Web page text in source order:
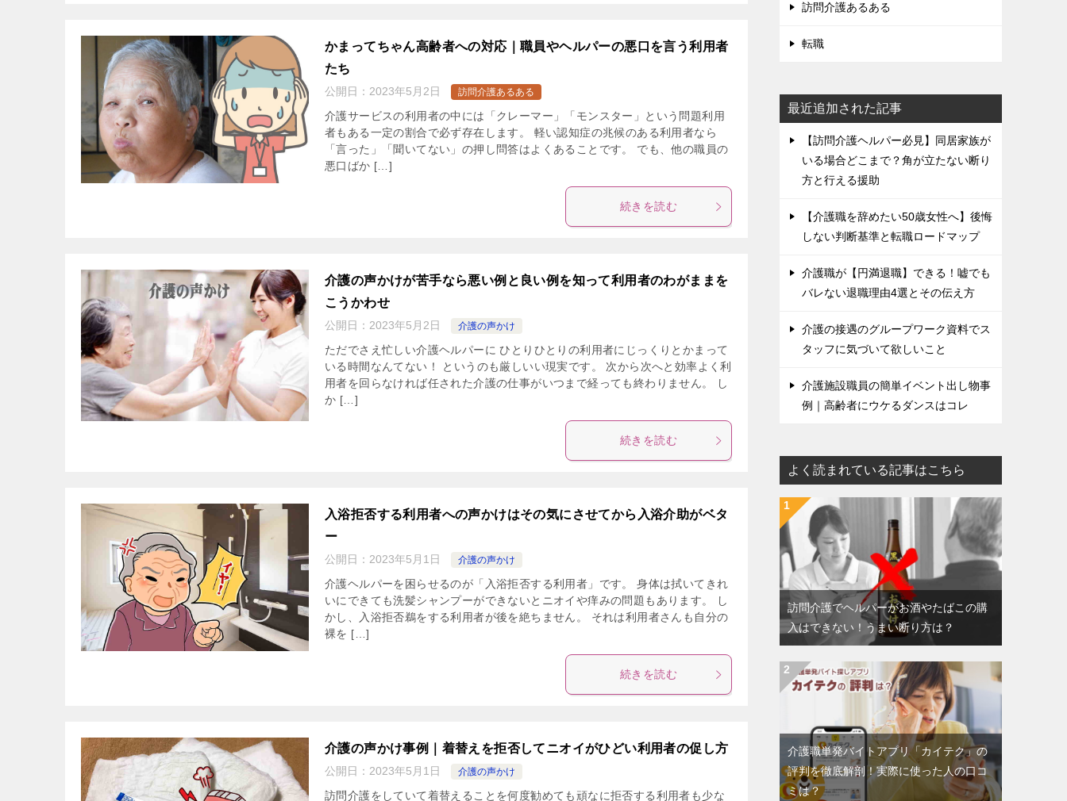
かまってちゃん高齢者への対応｜職員やヘルパーの悪口を言う利用者
たち
公開日： 2023年5月2日 訪問介護あるある
介護サービスの利用者の中には「クレーマー」「モンスター」という問題利用
者もある一定の割合で必ず存在します。 軽い認知症の兆候のある利用者なら
「言った」「聞いてない」の押し問答はよくあることです。 でも、他の職員の
悪口ばか […]
続きを読む
介護の声かけが苦手なら悪い例と良い例を知って利用者のわがままを
こうかわせ
公開日： 2023年5月2日 介護の声かけ
ただでさえ忙しい介護ヘルパーに ひとりひとりの利用者にじっくりとかまって
いる時間なんてない！ というのも厳しいい現実です。 次から次へと効率よく利
用者を回らなければ任された介護の仕事がいつまで経っても終わりません。 し
か […]
続きを読む
入浴拒否する利用者への声かけはその気にさせてから入浴介助がベタ
ー
公開日： 2023年5月1日 介護の声かけ
介護ヘルパーを困らせるのが「入浴拒否する利用者」です。 身体は拭いてきれ
いにできても洗髪シャンプーができないとニオイや痒みの問題もあります。 し
かし、入浴拒否鵜をする利用者が後を絶ちません。 それは利用者さんも自分の
裸を […]
続きを読む
介護の声かけ事例｜着替えを拒否してニオイがひどい利用者の促し方
公開日： 2023年5月1日 介護の声かけ
訪問介護をしていて着替えることを何度勧めても頑なに拒否する利用者も少な
訪問介護あるある
転職
最近追加された記事
【訪問介護ヘルパー必見】同居家族が
いる場合どこまで？角が立たない断り
方と行える援助
【介護職を辞めたい50歳女性へ】後悔
しない判断基準と転職ロードマップ
介護職が【円満退職】できる！嘘でも
バレない退職理由4選とその伝え方
介護の接遇のグループワーク資料でス
タッフに気づいて欲しいこと
介護施設職員の簡単イベント出し物事
例｜高齢者にウケるダンスはコレ
よく読まれている記事はこちら
訪問介護でヘルパーがお酒やたばこの購
入はできない！うまい断り方は？
介護職単発バイトアプリ「カイテク」の
評判を徹底解剖！実際に使った人の口コ
ミは？